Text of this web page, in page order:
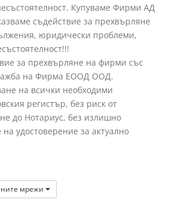
Купуваме Фирми АД
съдействие за прехвърляне
юридически проблеми,
за прехвърляне на фирми със
на Фирма ЕООД ООД.
на всички необходими
регистър, без риск от
до Нотариус, без излишно
удостоверение за актуално
мрежи